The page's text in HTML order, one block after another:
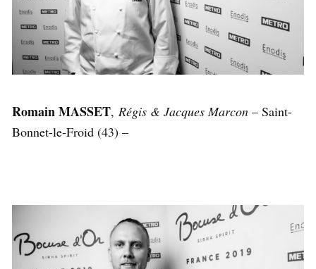
Romain MASSET, Régis & Jacques Marcon – Saint-
Bonnet-le-Froid (43) –